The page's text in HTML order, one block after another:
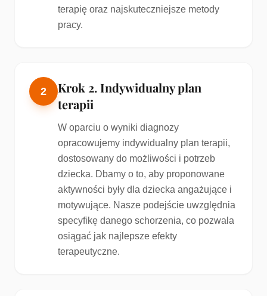
terapię oraz najskuteczniejsze metody
pracy.
2
Krok 2. Indywidualny plan
terapii
W oparciu o wyniki diagnozy
opracowujemy indywidualny plan terapii,
dostosowany do możliwości i potrzeb
dziecka. Dbamy o to, aby proponowane
aktywności były dla dziecka angażujące i
motywujące. Nasze podejście uwzględnia
specyfikę danego schorzenia, co pozwala
osiągać jak najlepsze efekty
terapeutyczne.